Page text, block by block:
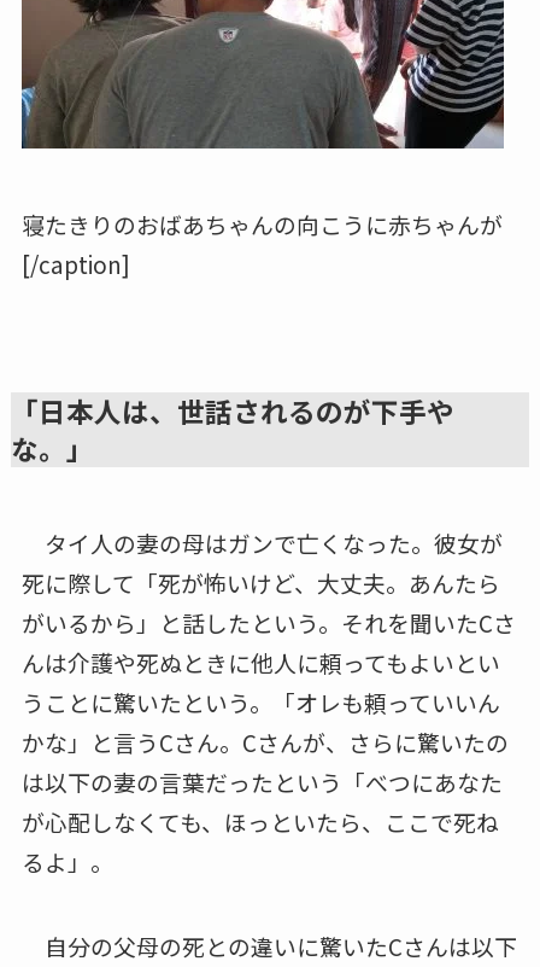
寝たきりのおばあちゃんの向こうに赤ちゃんが
[/caption]
「日本人は、世話されるのが下手や
な。」
タイ人の妻の母はガンで亡くなった。彼女が
死に際して「死が怖いけど、大丈夫。あんたら
がいるから」と話したという。それを聞いたCさ
んは介護や死ぬときに他人に頼ってもよいとい
うことに驚いたという。「オレも頼っていいん
かな」と言うCさん。Cさんが、さらに驚いたの
は以下の妻の言葉だったという「べつにあなた
が心配しなくても、ほっといたら、ここで死ね
るよ」。
自分の父母の死との違いに驚いたCさんは以下